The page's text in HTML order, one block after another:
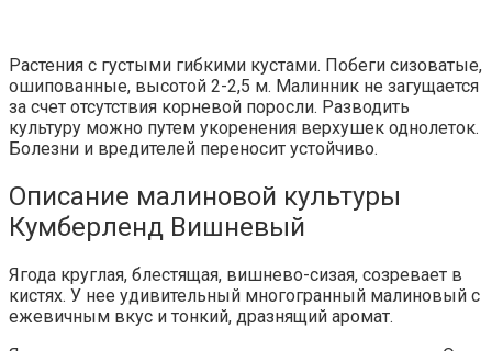
Растения с густыми гибкими кустами. Побеги сизоватые,
ошипованные, высотой 2-2,5 м. Малинник не загущается
за счет отсутствия корневой поросли. Разводить
культуру можно путем укоренения верхушек однолеток.
Болезни и вредителей переносит устойчиво.
Описание малиновой культуры
Кумберленд Вишневый
Ягода круглая, блестящая, вишнево-сизая, созревает в
кистях. У нее удивительный многогранный малиновый с
ежевичным вкус и тонкий, дразнящий аромат.